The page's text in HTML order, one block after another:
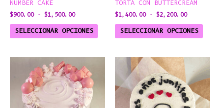
NUMBER CAKE
$900.00 - $1,500.00
SELECCIONAR OPCIONES
PÁGINA
DE
PRODUCTO
TORTA CON BUTTERCREAM
$1,400.00 - $2,200.00
SELECCIONAR OPCIONES
DE
DE
PRECIOS:
DESDE
$950.00
HASTA
$1,450.00
MÚLTIPLES
VARIANTES.